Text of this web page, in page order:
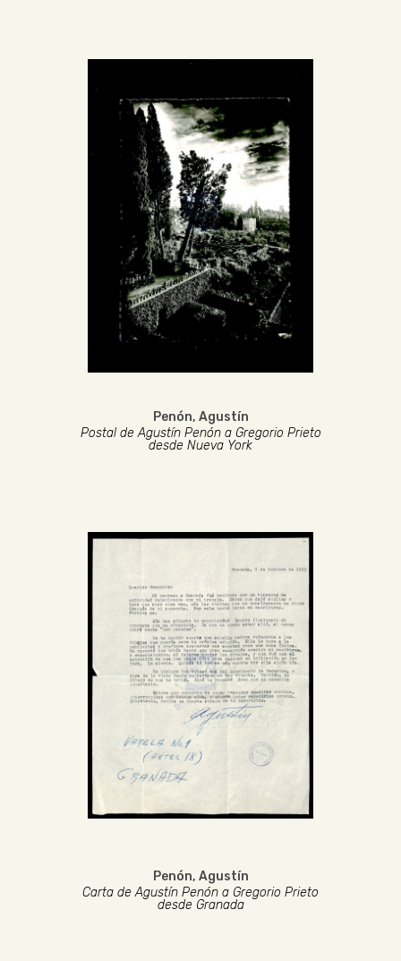
Penón, Agustín
Postal de Agustín Penón a Gregorio Prieto
desde Nueva York
Penón, Agustín
Carta de Agustín Penón a Gregorio Prieto
desde Granada